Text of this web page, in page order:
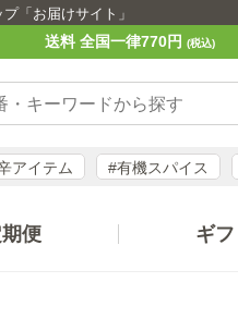
「お届けサイト」
送料 全国一律770円 (税込)
アイテム #有機スパイス
便 ギフ